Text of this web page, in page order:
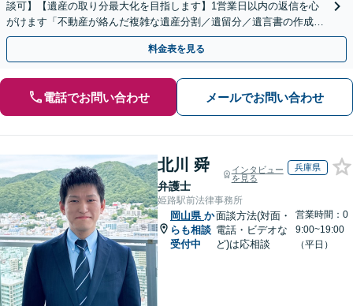
談可】【遺産の取り分最大化を目指します】1営業日以内の返信を心
がけます「不動産が絡んだ複雑な遺産分割／遺留分／遺言書の作成・
執行／事業承継など、お任せください」【休日相談あり】
料金表を見る
電話でお問い合わせ メールでお問い合わせ
北川 舜
弁護士
インタビュー
を見る
兵庫県
姫路駅前法律事務所
岡山県 か
らも相談
受付中
面談方法(対面・
電話・ビデオな
ど)は応相談
営業時間：0
9:00~19:00
（平日）